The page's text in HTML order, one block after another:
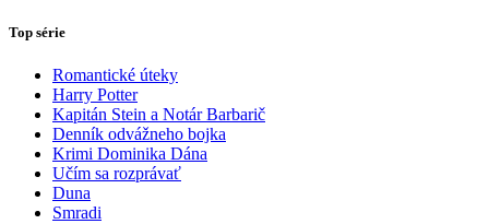
Top série
Romantické úteky
Harry Potter
Kapitán Stein a Notár Barbarič
Denník odvážneho bojka
Krimi Dominika Dána
Učím sa rozprávať
Duna
Smradi